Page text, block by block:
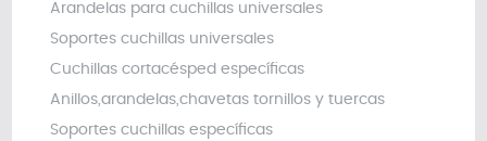
Arandelas para cuchillas universales
Soportes cuchillas universales
Cuchillas cortacésped específicas
Anillos,arandelas,chavetas tornillos y tuercas
Soportes cuchillas específicas